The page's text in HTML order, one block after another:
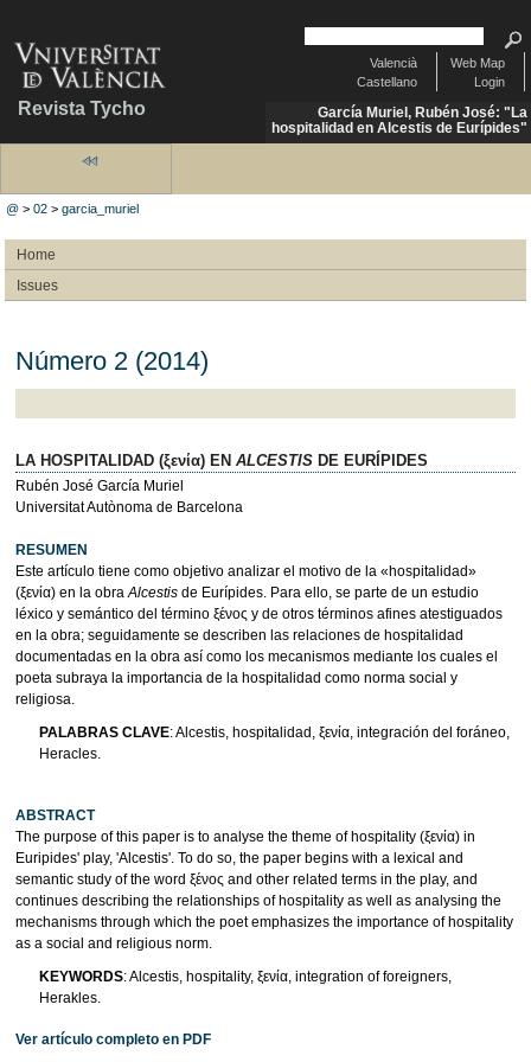
Revista Tycho
Web Map
Login
Valencià
Castellano
García Muriel, Rubén José: "La
hospitalidad en Alcestis de Eurípides"
@ >02 >garcia_muriel
Home
Issues
Número 2 (2014)
LA HOSPITALIDAD (ξενία) EN ALCESTISDE EURÍPIDES
Rubén José García Muriel
Universitat Autònoma de Barcelona
RESUMEN
Este artículo tiene como objetivo analizar el motivo de la «hospitalidad»
(ξενία) en la obraAlcestisde Eurípides. Para ello, se parte de un estudio
léxico y semántico del término ξένος y de otros términos afines atestiguados
en la obra; seguidamente se describen las relaciones de hospitalidad
documentadas en la obra así como los mecanismos mediante los cuales el
poeta subraya la importancia de la hospitalidad como norma social y
religiosa.
PALABRAS CLAVE: Alcestis, hospitalidad, ξενία, integración del foráneo,
Heracles.
ABSTRACT
The purpose of this paper is to analyse the theme of hospitality (ξενία) in
Euripides' play, 'Alcestis'. To do so, the paper begins with a lexical and
semantic study of the word ξένος and other related terms in the play, and
continues describing the relationships of hospitality as well as analysing the
mechanisms through which the poet emphasizes the importance of hospitality
as a social and religious norm.
KEYWORDS: Alcestis, hospitality, ξενία, integration of foreigners,
Herakles.
Ver artículo completo en PDF